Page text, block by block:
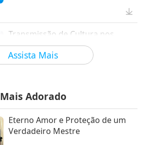
Assista Mais
Transmissão de Cultura nos
Animais
Mindful Breathing and
Meditation
Mais Adorado
Eterno Amor e Proteção de um
Verdadeiro Mestre